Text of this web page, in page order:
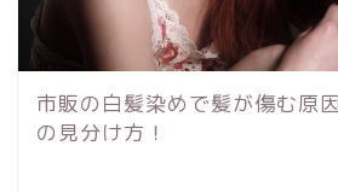
市販の白髪染めで髪が傷む原
の見分け方！